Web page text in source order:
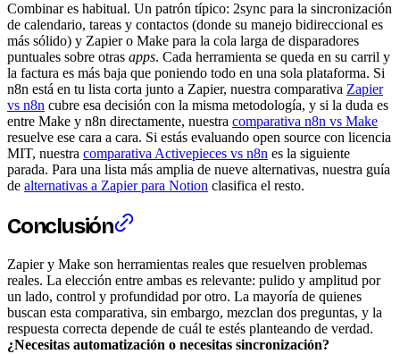
Combinar es habitual. Un patrón típico: 2sync para la sincronización
de calendario, tareas y contactos (donde su manejo bidireccional es
más sólido) y Zapier o Make para la cola larga de disparadores
puntuales sobre otras apps. Cada herramienta se queda en su carril y
la factura es más baja que poniendo todo en una sola plataforma. Si
n8n está en tu lista corta junto a Zapier, nuestra comparativa Zapier
vs n8n cubre esa decisión con la misma metodología, y si la duda es
entre Make y n8n directamente, nuestra comparativa n8n vs Make
resuelve ese cara a cara. Si estás evaluando open source con licencia
MIT, nuestra comparativa Activepieces vs n8n es la siguiente
parada. Para una lista más amplia de nueve alternativas, nuestra guía
de alternativas a Zapier para Notion clasifica el resto.
Conclusión
Zapier y Make son herramientas reales que resuelven problemas
reales. La elección entre ambas es relevante: pulido y amplitud por
un lado, control y profundidad por otro. La mayoría de quienes
buscan esta comparativa, sin embargo, mezclan dos preguntas, y la
respuesta correcta depende de cuál te estés planteando de verdad.
¿Necesitas automatización o necesitas sincronización?